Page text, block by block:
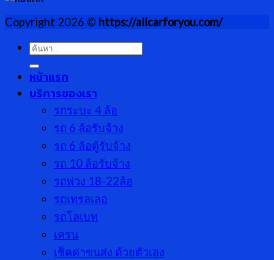
Copyright 2026 © https://allcarforyou.com/
ค้นหา:
หน้าแรก
บริการของเรา
รกระบะ 4 ล้อ
รถ 6 ล้อรับจ้าง
รถ 6 ล้อตู้รับจ้าง
รถ 10 ล้อรับจ้าง
รถพ่วง 18-22ล้อ
รถเทรลเลอ
รถโลเบท
เครน
เช็คค่าขนส่ง ด้วยตัวเอง